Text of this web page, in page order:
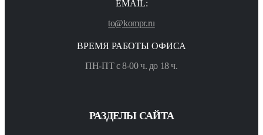
EMAIL:
to@kompr.ru
ВРЕМЯ РАБОТЫ ОФИСА
ПН-ПТ с 8-00 ч. до 18 ч.
РАЗДЕЛЫ САЙТА